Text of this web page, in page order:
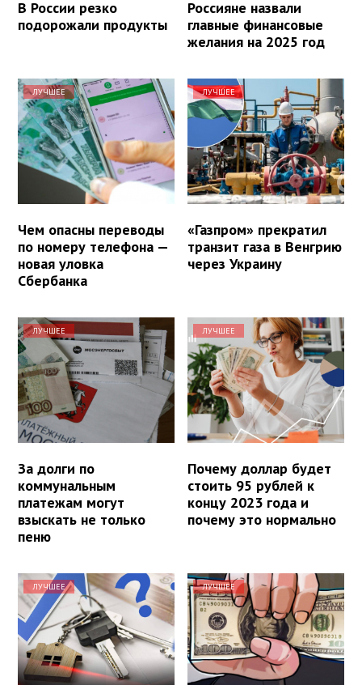
В России резко
подорожали продукты
Россияне назвали
главные финансовые
желания на 2025 год
ЛУЧШЕЕ
Чем опасны переводы
по номеру телефона —
новая уловка
Сбербанка
ЛУЧШЕЕ
«Газпром» прекратил
транзит газа в Венгрию
через Украину
ЛУЧШЕЕ
За долги по
коммунальным
платежам могут
взыскать не только
пеню
ЛУЧШЕЕ
Почему доллар будет
стоить 95 рублей к
концу 2023 года и
почему это нормально
ЛУЧШЕЕ ЛУЧШЕЕ